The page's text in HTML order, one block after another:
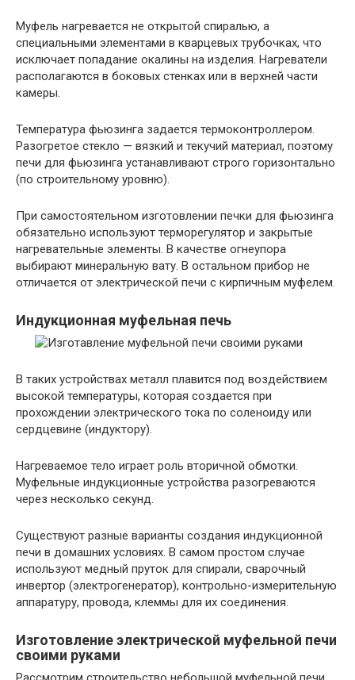
Муфель нагревается не открытой спиралью, а
специальными элементами в кварцевых трубочках, что
исключает попадание окалины на изделия. Нагреватели
располагаются в боковых стенках или в верхней части
камеры.
Температура фьюзинга задается термоконтроллером.
Разогретое стекло — вязкий и текучий материал, поэтому
печи для фьюзинга устанавливают строго горизонтально
(по строительному уровню).
При самостоятельном изготовлении печки для фьюзинга
обязательно используют терморегулятор и закрытые
нагревательные элементы. В качестве огнеупора
выбирают минеральную вату. В остальном прибор не
отличается от электрической печи с кирпичным муфелем.
Индукционная муфельная печь
В таких устройствах металл плавится под воздействием
высокой температуры, которая создается при
прохождении электрического тока по соленоиду или
сердцевине (индуктору).
Нагреваемое тело играет роль вторичной обмотки.
Муфельные индукционные устройства разогреваются
через несколько секунд.
Существуют разные варианты создания индукционной
печи в домашних условиях. В самом простом случае
используют медный пруток для спирали, сварочный
инвертор (электрогенератор), контрольно-измерительную
аппаратуру, провода, клеммы для их соединения.
Изготовление электрической муфельной печи
своими руками